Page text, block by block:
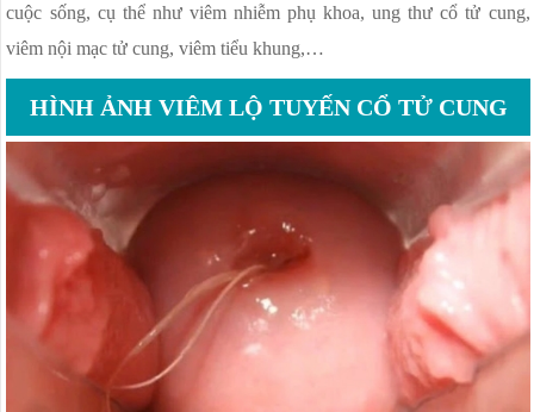
cuộc sống, cụ thể như viêm nhiễm phụ khoa, ung thư cổ tử cung,
viêm nội mạc tử cung, viêm tiểu khung,…
HÌNH ẢNH VIÊM LỘ TUYẾN CỔ TỬ CUNG